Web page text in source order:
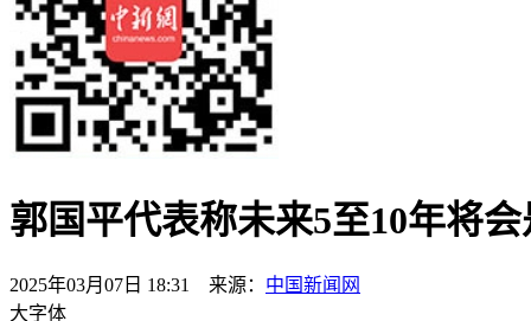
郭国平代表称未来5至10年将
2025年03月07日 18:31 来源： 中国新闻网
大字体